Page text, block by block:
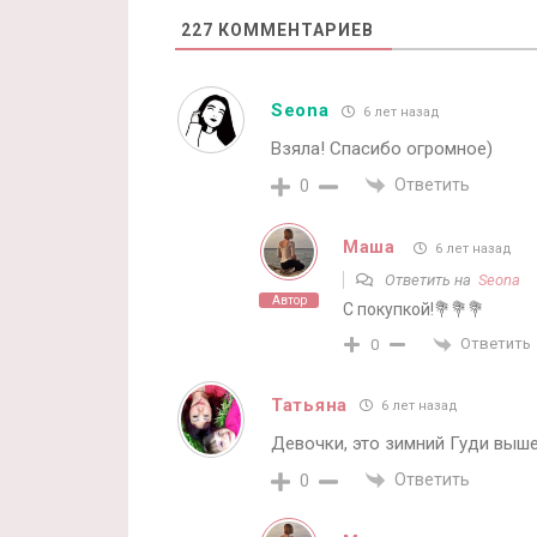
227 КОММЕНТАРИЕВ
Seona 6 лет назад
Взяла! Спасибо огромное)
0 Ответить
Автор
Маша 6 лет назад
Ответить на Seona
С покупкой!💐💐💐
0 Ответить
Татьяна 6 лет назад
Девочки, это зимний Гуди
0 Ответить